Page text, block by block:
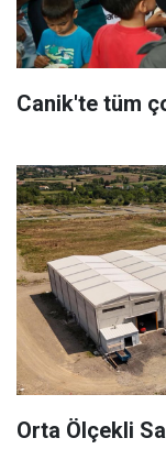
Canik'te tüm
Orta Ölçekli